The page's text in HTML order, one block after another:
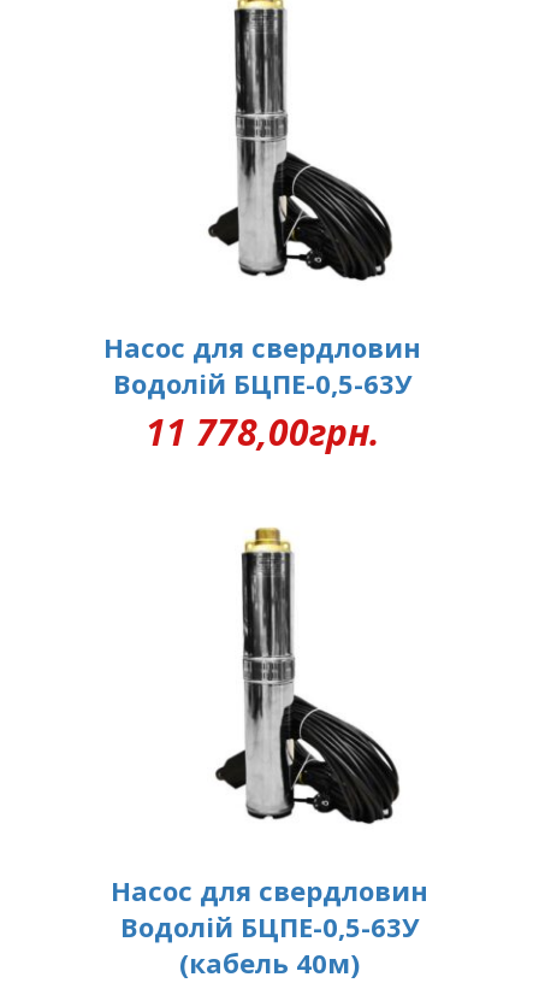
Насос для свердловин
Водолій БЦПЕ-0,5-63У
11 778,00грн.
Насос для свердловин
Водолій БЦПЕ-0,5-63У
(кабель 40м)